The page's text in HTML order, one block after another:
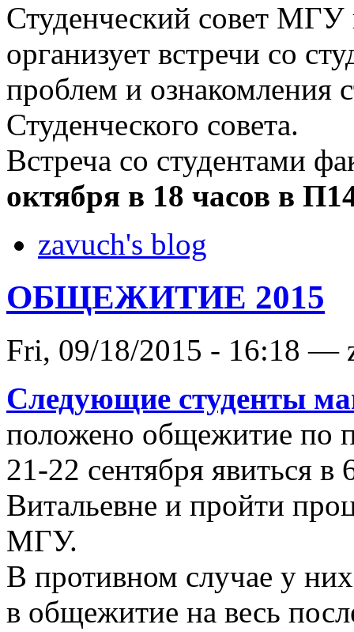
Студенческий совет
организует встречи со
проблем и ознакомления
Студенческого совета.
Встреча со студентами
октября в 18 часов в
zavuch's blog
ОБЩЕЖИТИЕ 2015
Fri, 09/18/2015 - 16:18 —
Следующие студенты
положено общежитие по
21-22 сентября явиться
Витальевне и пройти
МГУ.
В противном случае у
в общежитие на весь